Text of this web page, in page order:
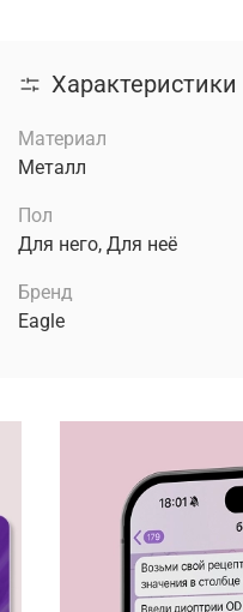
Характеристики
Материал
Металл
Пол
Для него, Для неё
Бренд
Eagle